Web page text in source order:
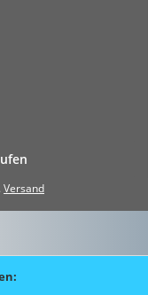
Versand